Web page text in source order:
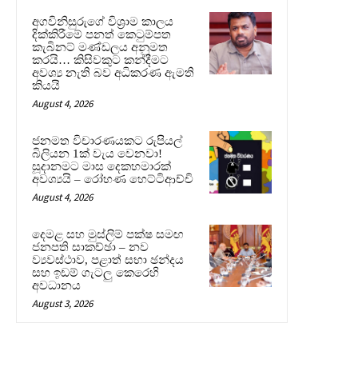
අගවිනිසුරුගේ විශ්‍රාම කාලය
දික්කිරීමේ පනත් කෙටුම්පත
කැබිනට් මණ්ඩලය අනුමත
කරයි… කිසිවකුට කන්දීමට
අවශ්‍ය නැති බව අධිකරණ ඇමති
කියයි
August 4, 2026
ජනමත විචාරණයකට රුපියල්
බිලියන 1ක් වැය වෙනවා!
සූදානමට මාස දෙකහමාරක්
අවශ්‍යයි – රෝහණ හෙට්ටිආච්චි
August 4, 2026
දෙමළ සහ මුස්ලිම් පක්ෂ සමඟ
ජනපති සාකච්ඡා – නව
ව්‍යවස්ථාව, පළාත් සභා ඡන්දය
සහ ඉඩම් ගැටලු කෙරෙහි
අවධානය
August 3, 2026